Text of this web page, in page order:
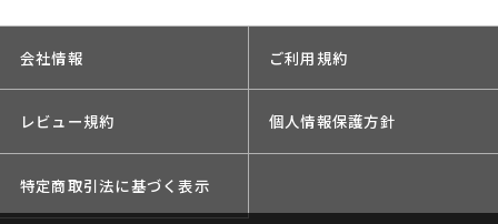
会社情報 ご利用規約
レビュー規約 個人情報保護方針
特定商取引法に基づく表示